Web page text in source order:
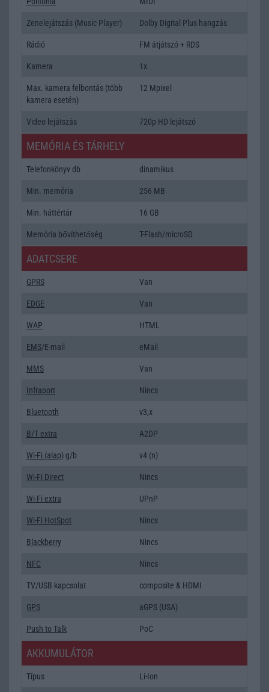
Zenelejátszás (Music Player) Dolby Digital Plus hangzás
Rádió FM átjátszó + RDS
Kamera 1x
Max. kamera felbontás (több
kamera esetén)
12 Mpixel
Video lejátszás 720p HD lejátszó
MEMÓRIA ÉS TÁRHELY
Telefonkönyv db dinamikus
Min. memória 256 MB
Min. háttértár 16 GB
Memória bővíthetőség T-Flash/microSD
ADATCSERE
GPRS Van
EDGE Van
WAP HTML
EMS/E-mail eMail
MMS Van
Infraport Nincs
Bluetooth v3,x
B/T extra A2DP
Wi-Fi (alap) g/b v4 (n)
Wi-Fi Direct Nincs
Wi-Fi extra UPnP
Wi-Fi HotSpot Nincs
Blackberry Nincs
NFC Nincs
TV/USB kapcsolat composite & HDMI
GPS aGPS (USA)
Push to Talk PoC
AKKUMULÁTOR
Típus Li-Ion